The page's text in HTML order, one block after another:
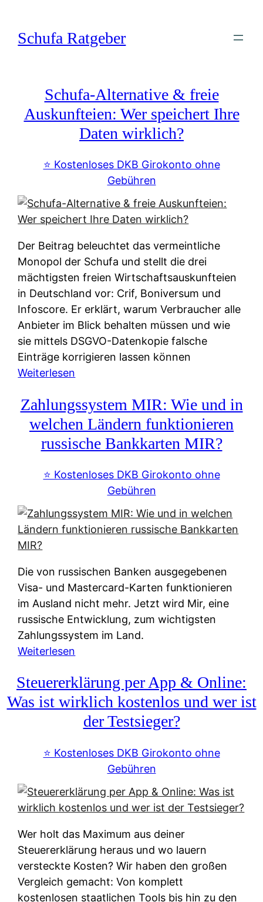
springen
Schufa Ratgeber
Schufa-Alternative & freie
Auskunfteien: Wer speichert Ihre
Daten wirklich?
⭐️ Kostenloses DKB Girokonto ohne
Gebühren
Der Beitrag beleuchtet das vermeintliche
Monopol der Schufa und stellt die drei
mächtigsten freien Wirtschaftsauskunfteien
in Deutschland vor: Crif, Boniversum und
Infoscore. Er erklärt, warum Verbraucher alle
Anbieter im Blick behalten müssen und wie
sie mittels DSGVO-Datenkopie falsche
Einträge korrigieren lassen können
Weiterlesen
c
h
u
f
-
l
t
n
a
t
i
v
e
&
f
r
e
u
s
u
n
f
t
e
Zahlungssystem MIR: Wie und in
welchen Ländern funktionieren
russische Bankkarten MIR?
⭐️ Kostenloses DKB Girokonto ohne
Gebühren
Die von russischen Banken ausgegebenen
Visa- und Mastercard-Karten funktionieren
im Ausland nicht mehr. Jetzt wird Mir, eine
russische Entwicklung, zum wichtigsten
Zahlungssystem im Land.
Weiterlesen
a
h
g
s
y
t
e
m
M
Steuererklärung per App & Online:
Was ist wirklich kostenlos und wer ist
der Testsieger?
⭐️ Kostenloses DKB Girokonto ohne
Gebühren
Wer holt das Maximum aus deiner
Steuererklärung heraus und wo lauern
versteckte Kosten? Wir haben den großen
Vergleich gemacht: Von komplett
kostenlosen staatlichen Tools bis hin zu den